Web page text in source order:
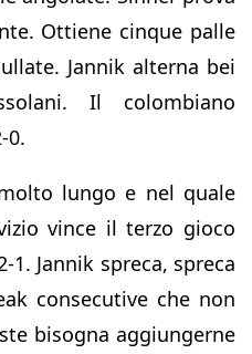
Ottiene cinque palle
Jannik alterna bei
Il colombiano
0.
lungo e nel quale
vince il terzo gioco
1. Jannik spreca, spreca
consecutive che non
bisogna aggiungerne